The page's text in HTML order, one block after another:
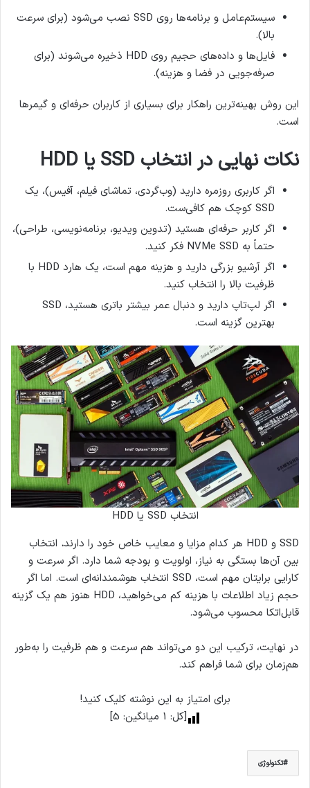
سیستم‌عامل و برنامه‌ها روی SSD نصب می‌شود (برای سرعت
بالا).
فایل‌ها و داده‌های حجیم روی HDD ذخیره می‌شوند (برای
صرفه‌جویی در فضا و هزینه).
این روش بهینه‌ترین راهکار برای بسیاری از کاربران حرفه‌ای و گیمرها
است.
نکات نهایی در انتخاب یا
اگر کاربری روزمره دارید (وب‌گردی، تماشای فیلم، آفیس)، یک
SSD کوچک هم کافی‌ست.
اگر کاربر حرفه‌ای هستید (تدوین ویدیو، برنامه‌نویسی، طراحی)،
حتماً به NVMe SSD فکر کنید.
اگر آرشیو بزرگی دارید و هزینه مهم است، یک هارد HDD با
ظرفیت بالا را انتخاب کنید.
اگر لپ‌تاپ دارید و دنبال عمر بیشتر باتری هستید، SSD
بهترین گزینه است.
انتخاب SSD یا HDD
SSD و HDD هر کدام مزایا و معایب خاص خود را دارند
. انتخاب
بین آن‌ها بستگی به نیاز، اولویت و بودجه شما دارد. اگر سرعت و
کارایی برایتان مهم است، SSD انتخاب هوشمندانه‌ای است. اما اگر
حجم زیاد اطلاعات با هزینه کم می‌خواهید، HDD هنوز هم یک گزینه
قابل‌اتکا محسوب می‌شود.
در نهایت، ترکیب این دو می‌تواند هم سرعت و هم ظرفیت را به‌طور
هم‌زمان برای شما فراهم کند.
برای امتیاز به این نوشته کلیک کنید!
[کل: 1 میانگین: 5
]
تکنولوژی